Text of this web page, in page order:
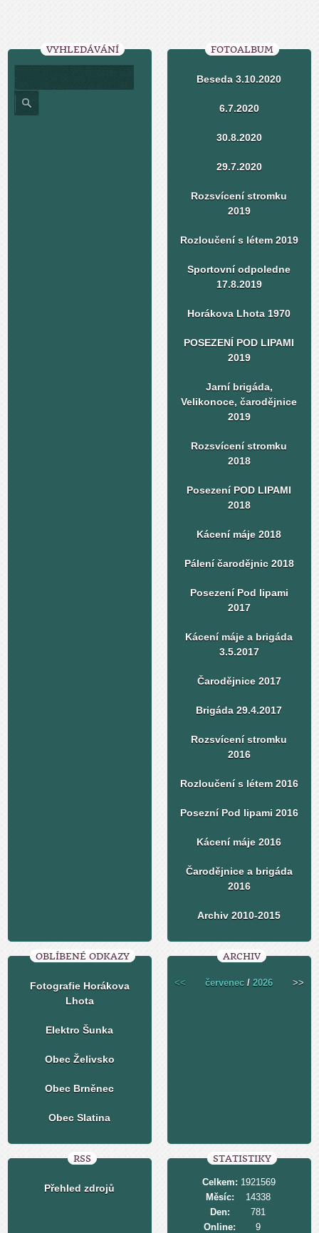
VYHLEDÁVÁNÍ FOTOALBUM
Beseda 3.10.2020
6.7.2020
30.8.2020
29.7.2020
Rozsvícení stromku
2019
Rozloučení s létem 2019
Sportovní odpoledne
17.8.2019
Horákova Lhota 1970
POSEZENÍ POD LIPAMI
2019
Jarní brigáda,
Velikonoce, čarodějnice
2019
Rozsvícení stromku
2018
Posezení POD LIPAMI
2018
Kácení máje 2018
Pálení čarodějnic 2018
Posezení Pod lipami
2017
Kácení máje a brigáda
3.5.2017
Čarodějnice 2017
Brigáda 29.4.2017
Rozsvícení stromku
2016
Rozloučení s létem 2016
Posezní Pod lipami 2016
Kácení máje 2016
Čarodějnice a brigáda
2016
Archiv 2010-2015
OBLÍBENÉ ODKAZY
Fotografie Horákova
Lhota
Elektro Šunka
Obec Želivsko
Obec Brněnec
Obec Slatina
ARCHIV
<< červenec /2026 >>
RSS
Přehled zdrojů
STATISTIKY
Online: 9
Celkem: 1921569
Měsíc:
14338
Den:
781